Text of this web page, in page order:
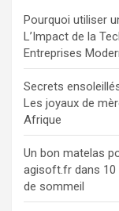
Pourquoi utiliser
L’Impact de la
Entreprises
Secrets
Les joyaux de
Afrique
Un bon matelas
agisoft.fr dans
de sommeil